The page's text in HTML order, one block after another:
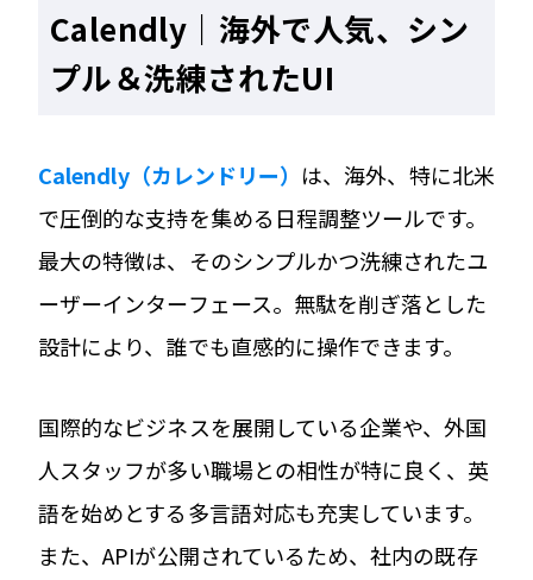
Calendly｜海外で人気、シン
プル＆洗練されたUI
Calendly（カレンドリー） は、海外、特に北米
で圧倒的な支持を集める日程調整ツールです。
最大の特徴は、そのシンプルかつ洗練されたユ
ーザーインターフェース。無駄を削ぎ落とした
設計により、誰でも直感的に操作できます。
国際的なビジネスを展開している企業や、外国
人スタッフが多い職場との相性が特に良く、英
語を始めとする多言語対応も充実しています。
また、APIが公開されているため、社内の既存